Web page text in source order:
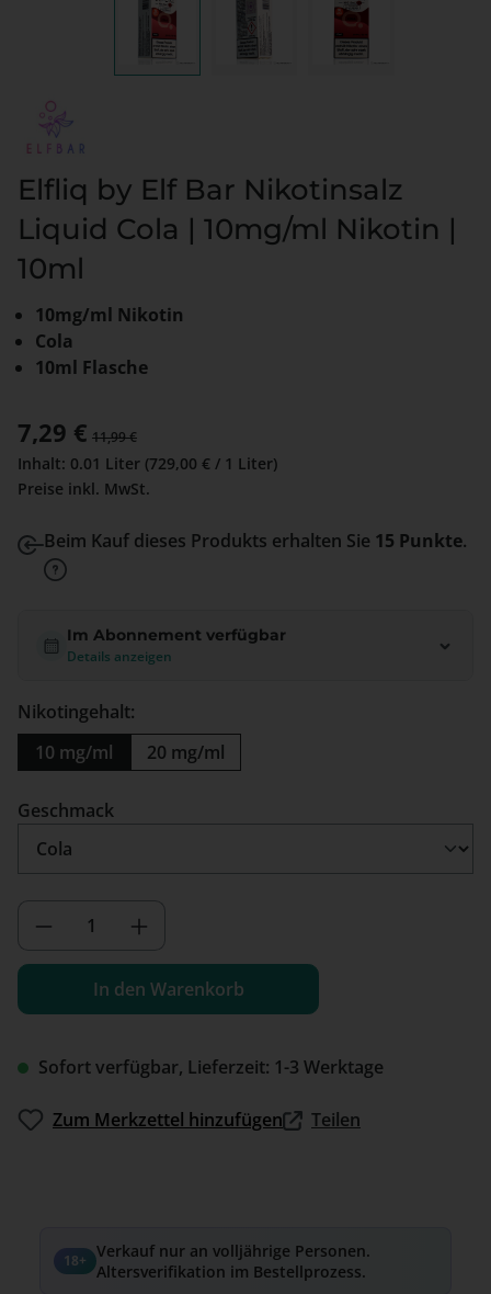
Elfliq by Elf Bar Nikotinsalz
Liquid Cola | 10mg/ml Nikotin |
10ml
10mg/ml Nikotin
Cola
10ml Flasche
Verkaufspreis:
7,29 € Regulärer Preis:
11,99 €
Inhalt: 0.01 Liter (729,00 € / 1 Liter)
Preise inkl. MwSt.
Beim Kauf dieses Produkts erhalten Sie 15 Punkte.
Im Abonnement verfügbar
Details anzeigen
Sofort verfügbar, Lieferzeit: 1-3 Werktage
Nikotingehalt:
10 mg/ml
20 mg/ml
Geschmack
Produkt Anzahl: Gib den
In den Warenkorb
Zum Merkzettel hinzufügen Teilen
18+ Verkauf nur an volljährige Personen.
Altersverifikation im Bestellprozess.